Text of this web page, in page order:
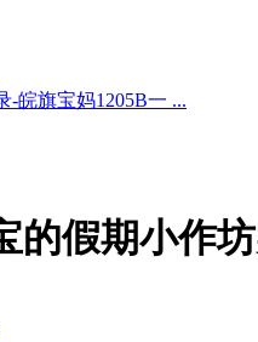
-皖旗宝妈1205B一 ...
的假期小作